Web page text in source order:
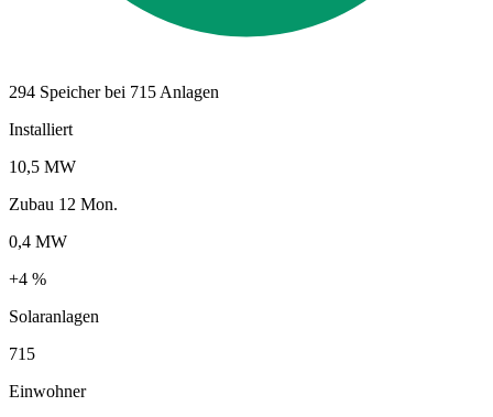
294 Speicher bei 715 Anlagen
Installiert
10,5 MW
Zubau 12 Mon.
0,4 MW
+4 %
Solaranlagen
715
Einwohner